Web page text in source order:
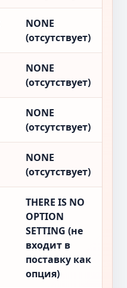
NONE
(отсутствует)
NONE
(отсутствует)
NONE
(отсутствует)
NONE
(отсутствует)
THERE IS NO
OPTION
SETTING (не
входит в
поставку как
опция)